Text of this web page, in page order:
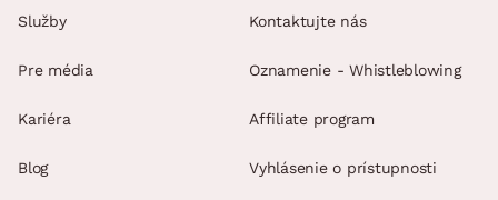
Služby
Pre média
Kariéra
Blog
Kontaktujte nás
Oznamenie - Whistleblowing
Affiliate program
Vyhlásenie o prístupnosti